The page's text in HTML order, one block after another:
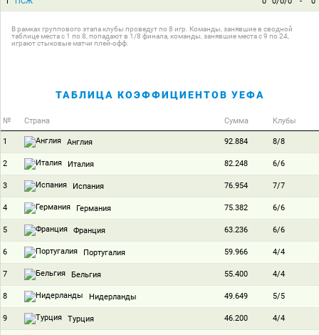
В рамках группового этапа клубы проведут по 8 игр. Команды, занявшие в сводной
таблице места с 1 по 8, попадают в 1/8 финала, команды, занявшие места с 9 по 24,
играют стыковые матчи плей-офф.
ТАБЛИЦА КОЭФФИЦИЕНТОВ УЕФА
№ Страна Сумма Клубы
1 Англия 92.884 8/8
2 Италия 82.248 6/6
3 Испания 76.954 7/7
4 Германия 75.382 6/6
5 Франция 63.236 6/6
6 Португалия 59.966 4/4
7 Бельгия 55.400 4/4
8 Нидерланды 49.649 5/5
9 Турция 46.200 4/4